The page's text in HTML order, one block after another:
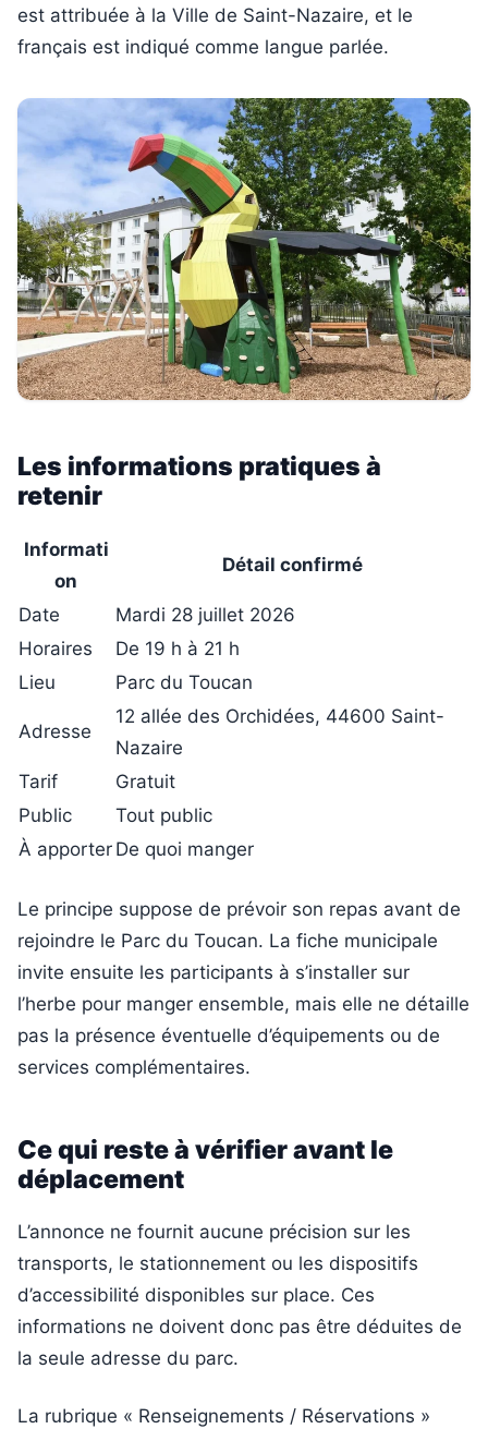
est attribuée à la Ville de Saint-Nazaire, et le
français est indiqué comme langue parlée.
Les informations pratiques à
retenir
Informati
on
Détail confirmé
Date
Mardi 28 juillet 2026
Horaires
De 19 h à 21 h
Lieu
Parc du Toucan
Adresse
12 allée des Orchidées, 44600 Saint-
Nazaire
Tarif
Gratuit
Public
Tout public
À apporter De quoi manger
Le principe suppose de prévoir son repas avant de
rejoindre le Parc du Toucan. La fiche municipale
invite ensuite les participants à s’installer sur
l’herbe pour manger ensemble, mais elle ne détaille
pas la présence éventuelle d’équipements ou de
services complémentaires.
Ce qui reste à vérifier avant le
déplacement
L’annonce ne fournit aucune précision sur les
transports, le stationnement ou les dispositifs
d’accessibilité disponibles sur place. Ces
informations ne doivent donc pas être déduites de
la seule adresse du parc.
La rubrique « Renseignements / Réservations »